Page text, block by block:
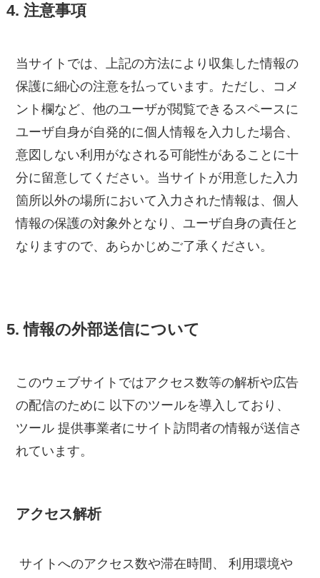
4. 注意事項
当サイトでは、上記の方法により収集した情報の
保護に細心の注意を払っています。ただし、コメ
ント欄など、他のユーザが閲覧できるスペースに
ユーザ自身が自発的に個人情報を入力した場合、
意図しない利用がなされる可能性があることに十
分に留意してください。当サイトが用意した入力
箇所以外の場所において入力された情報は、個人
情報の保護の対象外となり、ユーザ自身の責任と
なりますので、あらかじめご了承ください。
5. 情報の外部送信について
このウェブサイトではアクセス数等の解析や広告
の配信のために 以下のツールを導入しており、
ツール 提供事業者にサイト訪問者の情報が送信さ
れています。
アクセス解析
サイトへのアクセス数や滞在時間、 利用環境や